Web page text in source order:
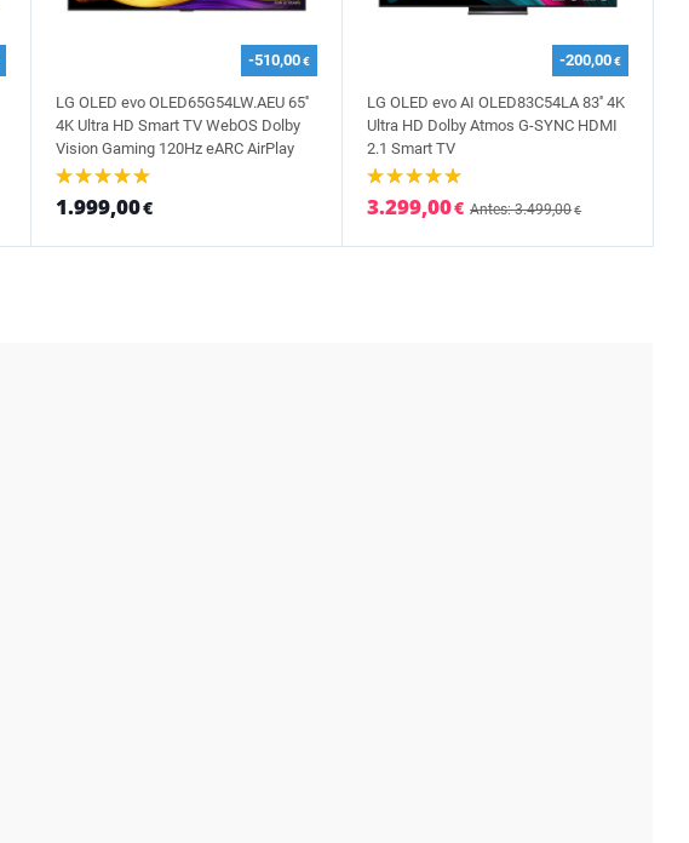
-510,00€
LG OLED evo OLED65G54LW.AEU 65''
4K Ultra HD Smart TV WebOS Dolby
Vision Gaming 120Hz eARC AirPlay
1.999,00€
-200,00€
LG OLED evo AI OLED83C54LA 83'' 4K
Ultra HD Dolby Atmos G-SYNC HDMI
2.1 Smart TV
3.299,00€ Antes: 3.499,00€